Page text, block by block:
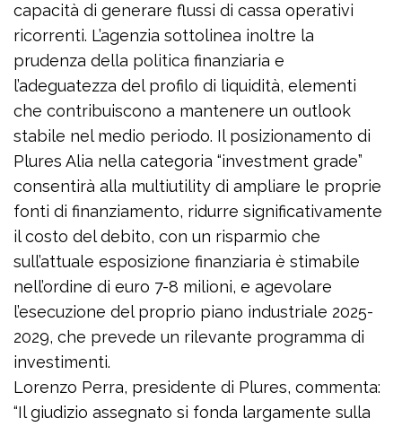
capacità di generare flussi di cassa operativi
ricorrenti. L’agenzia sottolinea inoltre la
prudenza della politica finanziaria e
l’adeguatezza del profilo di liquidità, elementi
che contribuiscono a mantenere un outlook
stabile nel medio periodo. Il posizionamento di
Plures Alia nella categoria “investment grade”
consentirà alla multiutility di ampliare le proprie
fonti di finanziamento, ridurre significativamente
il costo del debito, con un risparmio che
sull’attuale esposizione finanziaria è stimabile
nell’ordine di euro 7-8 milioni, e agevolare
l’esecuzione del proprio piano industriale 2025-
2029, che prevede un rilevante programma di
investimenti.
Lorenzo Perra, presidente di Plures, commenta:
“Il giudizio assegnato si fonda largamente sulla